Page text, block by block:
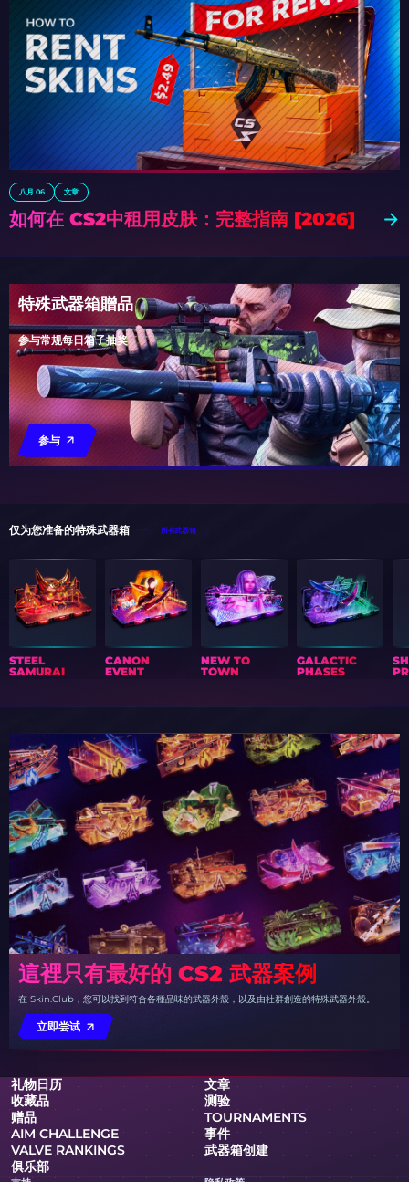
八月 06 文章
如何在 CS2中租用皮肤：完整指南 [2026]
特殊武器箱贈品
参与常规每日箱子抽奖
参与
仅为您准备的特殊武器箱 所有武器箱
STEEL
SAMURAI
CANON
EVENT
NEW TO
TOWN
GALACTIC
PHASES
這裡只有最好的 CS2 武器案例
在 Skin.Club，您可以找到符合各種品味的武器外殼，以及由社群創造的特殊武器外殼。
立即尝试
礼物日历
文章
收藏品
测验
赠品
TOURNAMENTS
AIM CHALLENGE
事件
VALVE RANKINGS
武器箱创建
俱乐部